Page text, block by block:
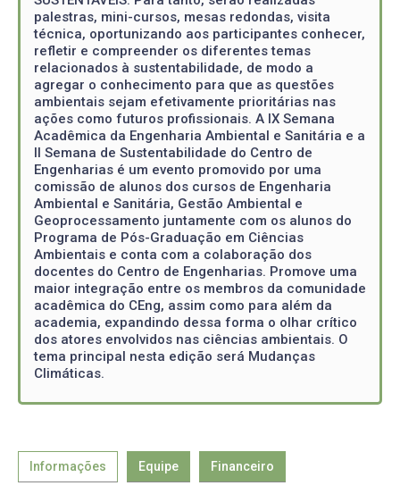
palestras, mini-cursos, mesas redondas, visita
técnica, oportunizando aos participantes conhecer,
refletir e compreender os diferentes temas
relacionados à sustentabilidade, de modo a
agregar o conhecimento para que as questões
ambientais sejam efetivamente prioritárias nas
ações como futuros profissionais. A IX Semana
Acadêmica da Engenharia Ambiental e Sanitária e a
II Semana de Sustentabilidade do Centro de
Engenharias é um evento promovido por uma
comissão de alunos dos cursos de Engenharia
Ambiental e Sanitária, Gestão Ambiental e
Geoprocessamento juntamente com os alunos do
Programa de Pós-Graduação em Ciências
Ambientais e conta com a colaboração dos
docentes do Centro de Engenharias. Promove uma
maior integração entre os membros da comunidade
acadêmica do CEng, assim como para além da
academia, expandindo dessa forma o olhar crítico
dos atores envolvidos nas ciências ambientais. O
tema principal nesta edição será Mudanças
Climáticas.
Informações Equipe Financeiro